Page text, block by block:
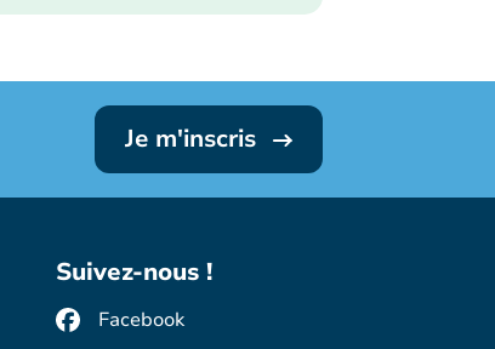
Je m'inscris
Suivez-nous !
Facebook